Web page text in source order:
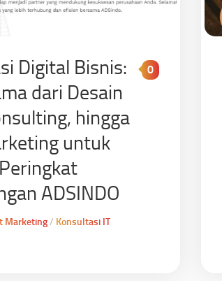
Digital Bisnis:
dari Desain
hingga
untuk
ADSINDO
0
Marketing/ Konsultasi IT